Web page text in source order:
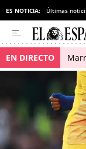
ES NOTICIA: Últimas
EN DIRECTO